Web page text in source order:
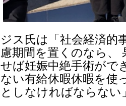
ジス氏は「社会経済的
慮期間を置くのなら、
せば妊娠中絶手術がで
ない有給休暇休暇を使
としなければならない